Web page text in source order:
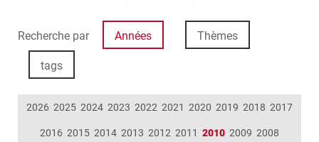
Recherche par Années Thèmes
tags
2026 2025 2024 2023 2022 2021 2020 2019 2018 2017
2016 2015 2014 2013 2012 2011 2010 2009 2008